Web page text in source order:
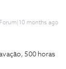
months ago
500 horas